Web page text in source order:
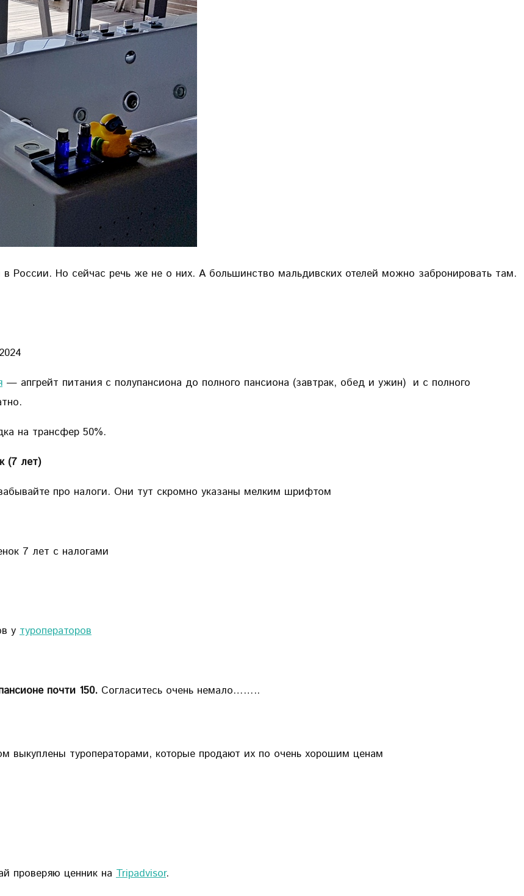
России. Но сейчас речь же не о них. А большинство мальдивских отелей можно забронировать там.
— апгрейт питания с полупансиона до полного пансиона (завтрак, обед и ужин) и с полного
на трансфер 50%.
(7 лет)
про налоги. Они тут скромно указаны мелким шрифтом
7 лет с налогами
у туроператоров
почти 150. Согласитесь очень немало……..
выкуплены туроператорами, которые продают их по очень хорошим ценам
проверяю ценник на Tripadvisor.